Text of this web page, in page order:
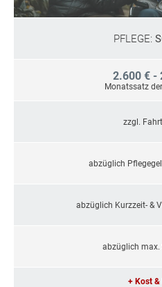
PFLEGE:
2.600 € -
Monatssatz
zzgl.
abzüglich
abzüglich Kurzzeit- &
abzüglich max.
+ Kost &